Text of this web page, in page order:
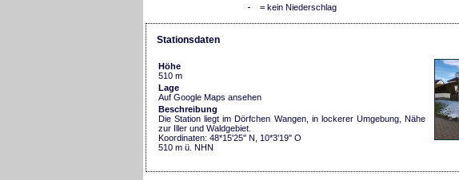
- = kein Niederschlag
Stationsdaten
Höhe
510 m
Lage
Auf Google Maps ansehen
Beschreibung
Die Station liegt im Dörfchen Wangen, in lockerer Umgebung, Nähe
zur Iller und Waldgebiet.
Koordinaten: 48*15'25'' N, 10*3'19'' O
510 m ü. NHN